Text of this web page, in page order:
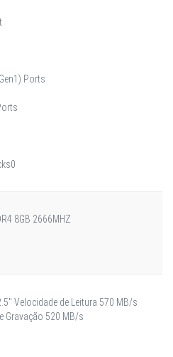
Ports
8GB 2666MHZ
Velocidade de Leitura 570 MB/s
Gravação 520 MB/s